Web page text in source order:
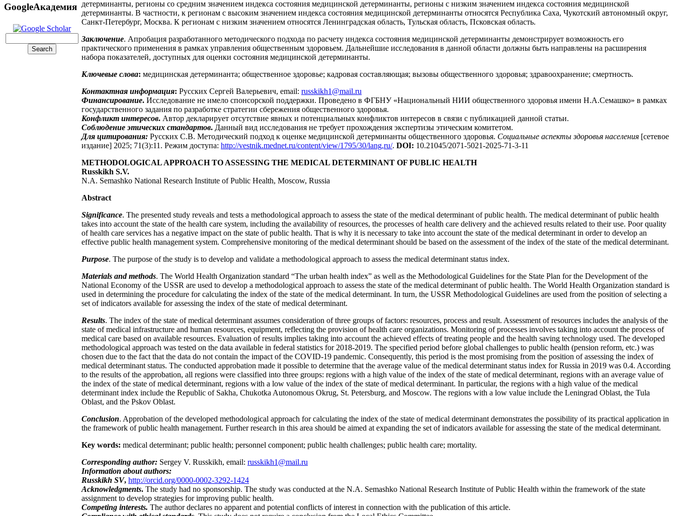
GoogleАкадемия детерминанты, регионы со средним значением индекса состояния медицинской детерминанты, регионы с низким значением индекса состояния медицинской
детерминанты. В частности, к регионам с высоким значением индекса состояния медицинской детерминанты относятся Республика Саха, Чукотский автономный округ,
Санкт-Петербург, Москва. К регионам с низким значением относятся Ленинградская область, Тульская область, Псковская область.
Заключение. Апробация разработанного методического подхода по расчету индекса состояния медицинской детерминанты демонстрирует возможность его
практического применения в рамках управления общественным здоровьем. Дальнейшие исследования в данной области должны быть направлены на расширения
набора показателей, доступных для оценки состояния медицинской детерминанты.
Ключевые слова: медицинская детерминанта; общественное здоровье; кадровая составляющая; вызовы общественного здоровья; здравоохранение; смертность.
Контактная информация: Русских Сергей Валерьевич, email: russkikh1@mail.ru
Финансирование. Исследование не имело спонсорской поддержки. Проведено в ФГБНУ «Национальный НИИ общественного здоровья имени Н.А.Семашко» в рамках
государственного задания по разработке стратегии сбережения общественного здоровья.
Конфликт интересов. Автор декларирует отсутствие явных и потенциальных конфликтов интересов в связи с публикацией данной статьи.
Соблюдение этических стандартов. Данный вид исследования не требует прохождения экспертизы этическим комитетом.
Для цитирования: Русских С.В. Методический подход к оценке медицинской детерминанты общественного здоровья. Социальные аспекты здоровья населения [сетевое
издание] 2025; 71(3):11. Режим доступа: http://vestnik.mednet.ru/content/view/1795/30/lang,ru/. DOI: 10.21045/2071-5021-2025-71-3-11
METHODOLOGICAL APPROACH TO ASSESSING THE MEDICAL DETERMINANT OF PUBLIC HEALTH
Russkikh S.V.
N.A. Semashko National Research Institute of Public Health, Moscow, Russia
Abstract
Significance. The presented study reveals and tests a methodological approach to assess the state of the medical determinant of public health. The medical determinant of public health
takes into account the state of the health care system, including the availability of resources, the processes of health care delivery and the achieved results related to their use. Poor quality
of health care services has a negative impact on the state of public health. That is why it is necessary to take into account the state of the medical determinant in order to develop an
effective public health management system. Comprehensive monitoring of the medical determinant should be based on the assessment of the index of the state of the medical determinant.
Purpose. The purpose of the study is to develop and validate a methodological approach to assess the medical determinant status index.
Materials and methods. The World Health Organization standard “The urban health index” as well as the Methodological Guidelines for the State Plan for the Development of the
National Economy of the USSR are used to develop a methodological approach to assess the state of the medical determinant of public health. The World Health Organization standard is
used in determining the procedure for calculating the index of the state of the medical determinant. In turn, the USSR Methodological Guidelines are used from the position of selecting a
set of indicators available for assessing the index of the state of medical determinant.
Results. The index of the state of medical determinant assumes consideration of three groups of factors: resources, process and result. Assessment of resources includes the analysis of the
state of medical infrastructure and human resources, equipment, reflecting the provision of health care organizations. Monitoring of processes involves taking into account the process of
medical care based on available resources. Evaluation of results implies taking into account the achieved effects of treating people and the health saving technology used. The developed
methodological approach was tested on the data available in federal statistics for 2018-2019. The specified period before global challenges to public health (pension reform, etc.) was
chosen due to the fact that the data do not contain the impact of the COVID-19 pandemic. Consequently, this period is the most promising from the position of assessing the index of
medical determinant status. The conducted approbation made it possible to determine that the average value of the medical determinant status index for Russia in 2019 was 0.4. According
to the results of the approbation, all regions were classified into three groups: regions with a high value of the index of the state of medical determinant, regions with an average value of
the index of the state of medical determinant, regions with a low value of the index of the state of medical determinant. In particular, the regions with a high value of the medical
determinant index include the Republic of Sakha, Chukotka Autonomous Okrug, St. Petersburg, and Moscow. The regions with a low value include the Leningrad Oblast, the Tula
Oblast, and the Pskov Oblast.
Conclusion. Approbation of the developed methodological approach for calculating the index of the state of medical determinant demonstrates the possibility of its practical application in
the framework of public health management. Further research in this area should be aimed at expanding the set of indicators available for assessing the state of the medical determinant.
Key words: medical determinant; public health; personnel component; public health challenges; public health care; mortality.
Corresponding author: Sergey V. Russkikh, email: russkikh1@mail.ru
Information about authors:
Russkikh SV, http://orcid.org/0000-0002-3292-1424
Acknowledgments. The study had no sponsorship. The study was conducted at the N.A. Semashko National Research Institute of Public Health within the framework of the state
assignment to develop strategies for improving public health.
Competing interests. The author declares no apparent and potential conflicts of interest in connection with the publication of this article.